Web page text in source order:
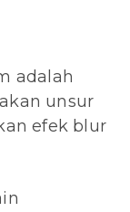
adalah
unsur
efek blur